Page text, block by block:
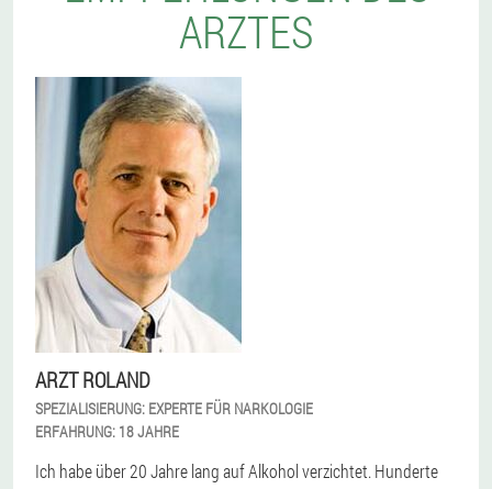
ARZTES
ARZT ROLAND
SPEZIALISIERUNG: EXPERTE FÜR NARKOLOGIE
ERFAHRUNG: 18 JAHRE
Ich habe über 20 Jahre lang auf Alkohol verzichtet. Hunderte